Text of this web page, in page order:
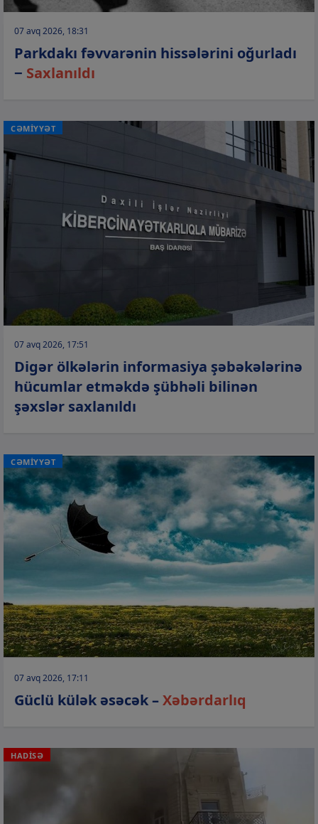
07 avq 2026, 18:31
Parkdakı fəvvarənin hissələrini oğurladı
− Saxlanıldı
CƏMİYYƏT
07 avq 2026, 17:51
Digər ölkələrin informasiya şəbəkələrinə
hücumlar etməkdə şübhəli bilinən
şəxslər saxlanıldı
CƏMİYYƏT
07 avq 2026, 17:11
Güclü külək əsəcək –Xəbərdarlıq
HADİSƏ